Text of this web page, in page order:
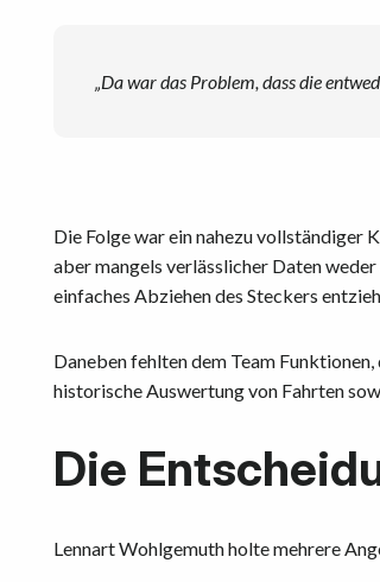
„Da war das Problem, dass die
Die Folge war ein nahezu vollständiger
aber mangels verlässlicher Daten
einfaches Abziehen des Steckers
Daneben fehlten dem Team
historische Auswertung von Fahrten
Die
Lennart Wohlgemuth holte mehrere